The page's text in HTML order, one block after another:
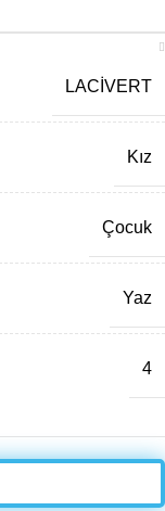
LACİVERT
Kız
Çocuk
Yaz
4